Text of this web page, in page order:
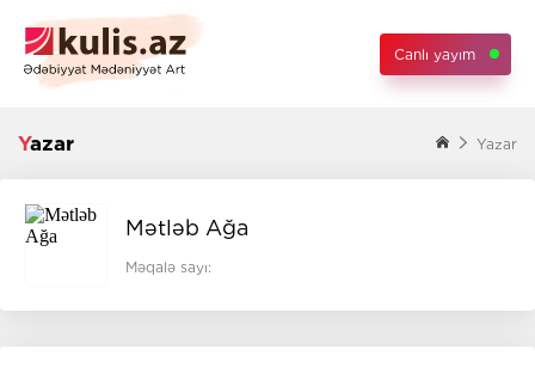
Canlı yayım
Yazar Yazar
Mətləb Ağa
Məqalə sayı: